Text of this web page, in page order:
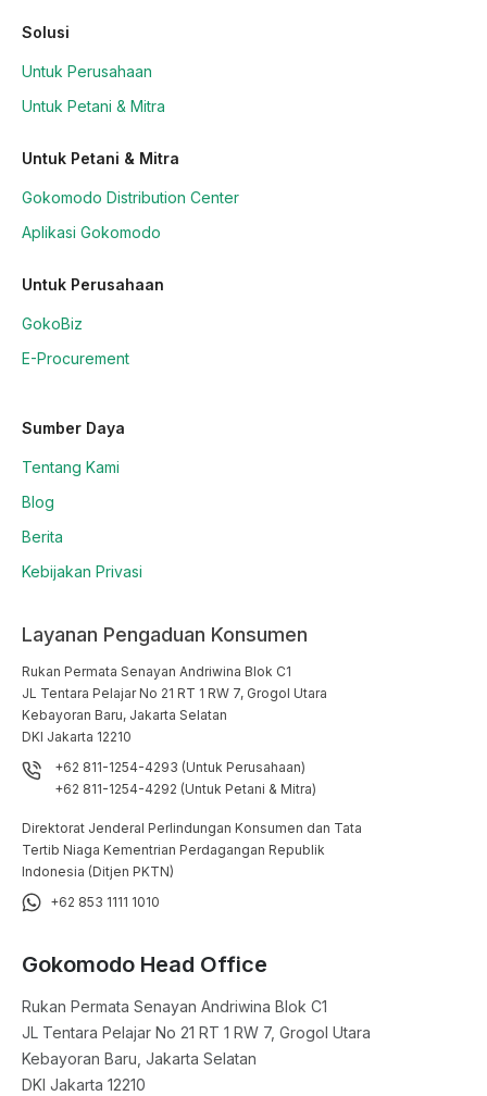
Solusi
Untuk Perusahaan
Untuk Petani & Mitra
Untuk Petani & Mitra
Gokomodo Distribution Center
Aplikasi Gokomodo
Untuk Perusahaan
GokoBiz
E-Procurement
Sumber Daya
Tentang Kami
Blog
Berita
Kebijakan Privasi
Layanan Pengaduan Konsumen
Rukan Permata Senayan Andriwina Blok C1
JL Tentara Pelajar No 21 RT 1 RW 7, Grogol Utara
Kebayoran Baru, Jakarta Selatan
DKI Jakarta 12210
+62 811-1254-4293 (Untuk Perusahaan)
+62 811-1254-4292 (Untuk Petani & Mitra)
Direktorat Jenderal Perlindungan Konsumen dan Tata
Tertib Niaga Kementrian Perdagangan Republik
Indonesia (Ditjen PKTN)
+62 853 1111 1010
Gokomodo Head Office
Rukan Permata Senayan Andriwina Blok C1
JL Tentara Pelajar No 21 RT 1 RW 7, Grogol Utara
Kebayoran Baru, Jakarta Selatan
DKI Jakarta 12210